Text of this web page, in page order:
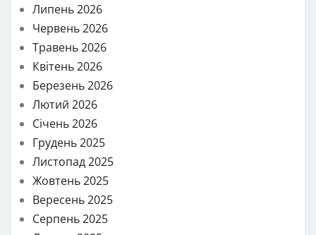
Липень 2026
Червень 2026
Травень 2026
Квітень 2026
Березень 2026
Лютий 2026
Січень 2026
Грудень 2025
Листопад 2025
Жовтень 2025
Вересень 2025
Серпень 2025